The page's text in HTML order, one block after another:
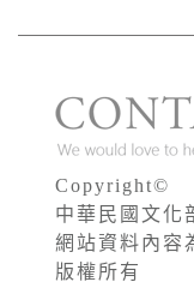
Copyright©
中華民國文化
網站資料內容
版權所有